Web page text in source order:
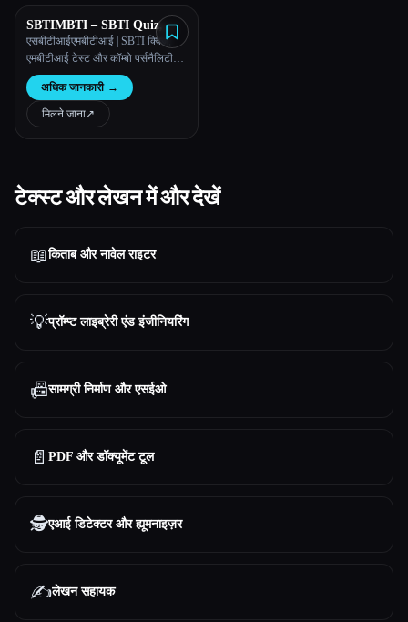
SBTIMBTI – SBTI Quiz,
MBTI Test & Combo
Personality Test
एसबीटीआईएमबीटीआई | SBTI क्विज़,
एमबीटीआई टेस्ट और कॉम्बो पर्सनैलिटी
टेस्ट
अधिक जानकारी →
मिलने जाना↗︎
टेक्स्ट और लेखन में और देखें
📖किताब और नावेल राइटर
💡प्रॉम्प्ट लाइब्रेरी एंड इंजीनियरिंग
📠सामग्री निर्माण और एसईओ
📄 PDF और डॉक्यूमेंट टूल
🕵️एआई डिटेक्टर और ह्यूमनाइज़र
✍️लेखन सहायक